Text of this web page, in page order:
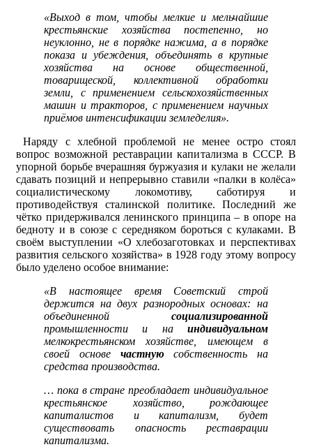
«Выход в том, чтобы мелкие и мельчайшие
крестьянские хозяйства постепенно, но
неуклонно, не в порядке нажима, а в порядке
показа и убеждения, объединять в крупные
хозяйства на основе общественной,
товарищеской, коллективной обработки
земли, с применением сельскохозяйственных
машин и тракторов, с применением научных
приёмов интенсификации земледелия».
Наряду с хлебной проблемой не менее остро стоял
вопрос возможной реставрации капитализма в СССР. В
упорной борьбе вчерашняя буржуазия и кулаки не желали
сдавать позиций и непрерывно ставили «палки в колёса»
социалистическому локомотиву, саботируя и
противодействуя сталинской политике. Последний же
чётко придерживался ленинского принципа – в опоре на
бедноту и в союзе с середняком бороться с кулаками. В
своём выступлении «О хлебозаготовках и перспективах
развития сельского хозяйства» в 1928 году этому вопросу
было уделено особое внимание:
«В настоящее время Советский строй
держится на двух разнородных основах: на
объединенной социализированной
промышленности и на индивидуальном
мелкокрестьянском хозяйстве, имеющем в
своей основе частную собственность на
средства производства.
… пока в стране преобладает индивидуальное
крестьянское хозяйство, рождающее
капиталистов и капитализм, будет
существовать опасность реставрации
капитализма.